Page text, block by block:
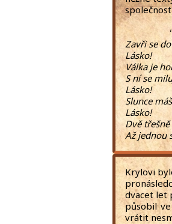
V
Zavři se
Lásko!
Válka je
S ní se
Lásko!
Slunce
Lásko!
Dvě
Až jednou
Krylovi
dvacet let
působil ve
vrátit